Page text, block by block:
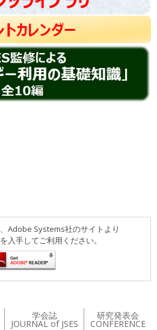
Adobe Systems社のサイトより
入手してご利用ください。
学会誌
JOURNAL of JSES
研究発表会
CONFERENCE